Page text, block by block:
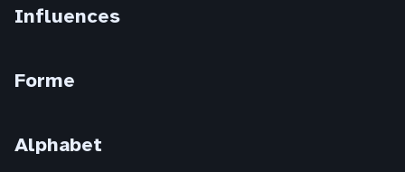
Influences
Forme
Alphabet